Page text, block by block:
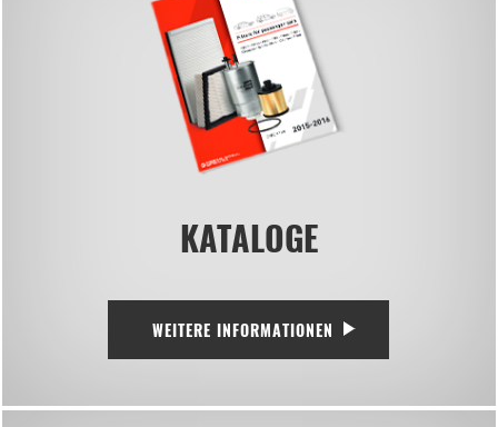
KATALOGE
WEITERE INFORMATIONEN